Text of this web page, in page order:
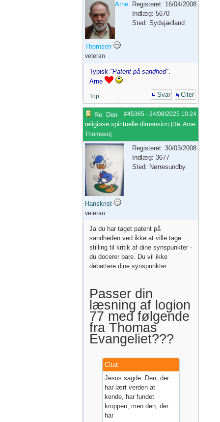
Arne
Thomsen
veteran
Registeret: 16/04/2008
Indlæg: 5670
Sted: Sydsjælland
Typisk "Patent på sandhed".
Arne
Top Svar Citer
#45365 - 24/08/2025 10:24
Re: Den
religiøse spirituelle dimension [Re: Arne
Thomsen]
Hanskrist
veteran
Registeret: 30/03/2008
Indlæg: 3677
Sted: Nørresundby
Ja du har taget patent på
sandheden ved ikke at ville tage
stilling til kritik af dine synspunkter -
du docerer bare. Du vil ikke
debattere dine synspunkter.
Passer din
læsning af logion
77 med følgende
fra Thomas
Evangeliet???
Citat:
Jesus sagde: Den, der
har lært verden at
kende, har fundet
kroppen, men den, der
har